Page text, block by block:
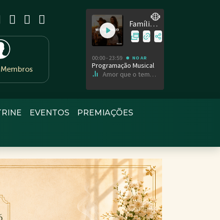
EVENTOS PREMIAÇÕES